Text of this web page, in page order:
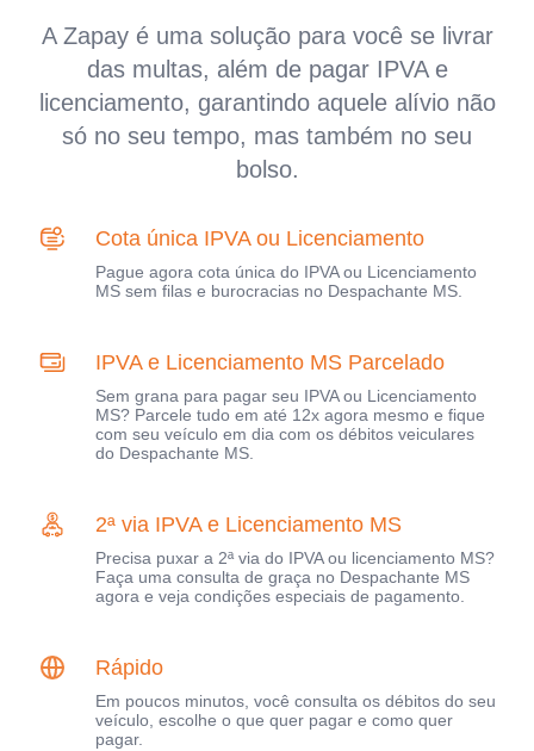
A Zapay é uma solução para você se livrar
das multas, além de pagar IPVA e
licenciamento, garantindo aquele alívio não
só no seu tempo, mas também no seu
bolso.
Cota única IPVA ou Licenciamento
Pague agora cota única do IPVA ou Licenciamento
MS sem filas e burocracias no Despachante MS.
IPVA e Licenciamento MS Parcelado
Sem grana para pagar seu IPVA ou Licenciamento
MS? Parcele tudo em até 12x agora mesmo e fique
com seu veículo em dia com os débitos veiculares
do Despachante MS.
2ª via IPVA e Licenciamento MS
Precisa puxar a 2ª via do IPVA ou licenciamento MS?
Faça uma consulta de graça no Despachante MS
agora e veja condições especiais de pagamento.
Rápido
Em poucos minutos, você consulta os débitos do seu
veículo, escolhe o que quer pagar e como quer
pagar.